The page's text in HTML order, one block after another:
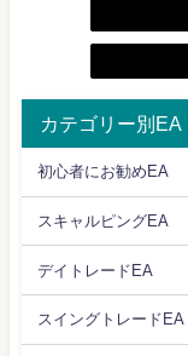
カテゴリー別EA
初心者にお勧めEA
スキャルピングEA
デイトレードEA
スイングトレードEA